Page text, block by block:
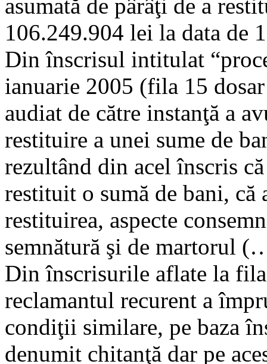
asumată de pârâţi de a
106.249.904 lei la data de
Din înscrisul intitulat
ianuarie 2005 (fila 15
audiat de către instanţă a
restituire a unei sume de
rezultând din acel înscris
restituit o sumă de bani, că
restituirea, aspecte
semnătură şi de martorul
Din înscrisurile aflate la
reclamantul recurent a
condiţii similare, pe baza
denumit chitanţă dar pe